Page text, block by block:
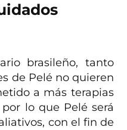
brasileño, tanto
de Pelé no quieren
a más terapias
lo que Pelé será
con el fin de